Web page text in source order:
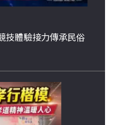
技體驗接力傳承民俗